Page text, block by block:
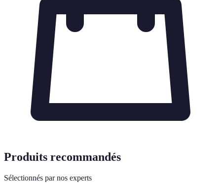
Produits recommandés
Sélectionnés par nos experts